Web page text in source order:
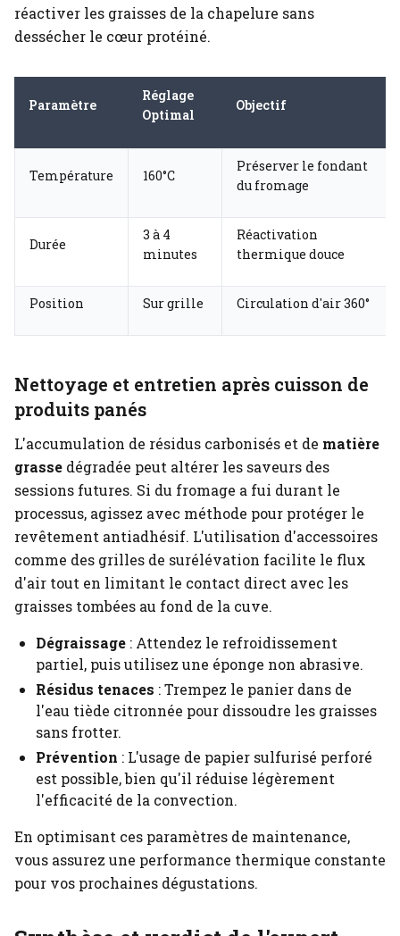
réactiver les graisses de la chapelure sans
dessécher le cœur protéiné.
Paramètre
Réglage
Optimal
Objectif
Température 160°C
Préserver le fondant
du fromage
Durée
3 à 4
minutes
Réactivation
thermique douce
Position Sur grille Circulation d'air 360°
Nettoyage et entretien après cuisson de
produits panés
L'accumulation de résidus carbonisés et de matière
grasse dégradée peut altérer les saveurs des
sessions futures. Si du fromage a fui durant le
processus, agissez avec méthode pour protéger le
revêtement antiadhésif. L'utilisation d'accessoires
comme des grilles de surélévation facilite le flux
d'air tout en limitant le contact direct avec les
graisses tombées au fond de la cuve.
Dégraissage : Attendez le refroidissement
partiel, puis utilisez une éponge non abrasive.
Résidus tenaces : Trempez le panier dans de
l'eau tiède citronnée pour dissoudre les graisses
sans frotter.
Prévention : L'usage de papier sulfurisé perforé
est possible, bien qu'il réduise légèrement
l'efficacité de la convection.
En optimisant ces paramètres de maintenance,
vous assurez une performance thermique constante
pour vos prochaines dégustations.